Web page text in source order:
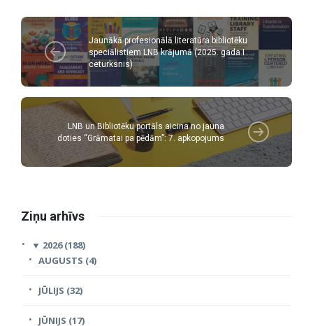
Jaunākā profesionālā literatūra bibliotēku
speciālistiem LNB krājumā (2025. gada I
ceturksnis)
LNB un Bibliotēku portāls aicina no jauna
doties “Grāmatai pa pēdām”: 7. apkopojums
Ziņu arhīvs
▼ 2026 (188)
AUGUSTS (4)
JŪLIJS (32)
JŪNIJS (17)